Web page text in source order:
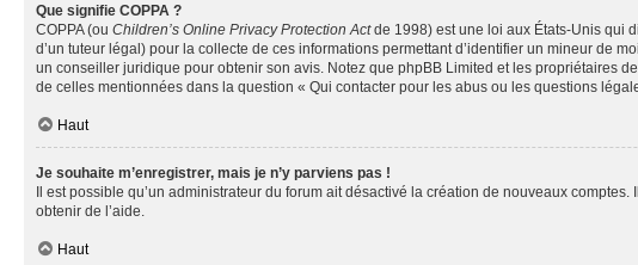
Que signifie COPPA ?
COPPA (ou Children’s Online Privacy Protection Actde 1998) est une loi aux États-Unis qui
d’un tuteur légal) pour la collecte de ces informations permettant d’identifier un mineur de
un conseiller juridique pour obtenir son avis. Notez que phpBB Limited et les propriétaires
de celles mentionnées dans la question « Qui contacter pour les abus ou les questions
Haut
Je souhaite m’enregistrer, mais je n’y parviens pas !
Il est possible qu’un administrateur du forum ait désactivé la création de nouveaux
obtenir de l’aide.
Haut